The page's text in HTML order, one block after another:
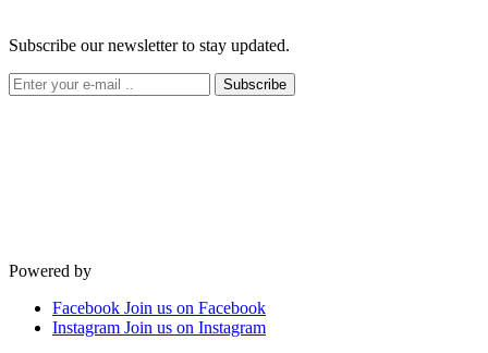
Subscribe our newsletter to stay updated.
Subscribe
Powered by
Facebook Join us on Facebook
Instagram Join us on Instagram